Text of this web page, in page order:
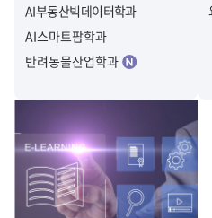
AI부동산빅데이터학과
AI스마트팜학과
반려동물산업학과